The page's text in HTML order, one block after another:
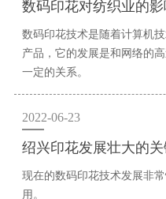
数码印花对纺织业的影
数码印花技术是随着计算机
产品，它的发展是和网络的
一定的关系。
2022-06-23
绍兴印花发展壮大的关
现在的数码印花技术发展非
用。